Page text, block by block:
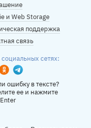
и Web Storage
поддержка
связь
сетях:
Одноклассники
Telegram
ошибку в тексте?
ее и нажмите